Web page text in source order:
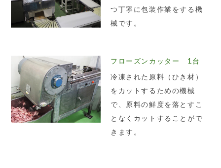
つ丁寧に包装作業をする機
械です。
フローズンカッター 1台
冷凍された原料（ひき材）
をカットするための機械
で、原料の鮮度を落とすこ
となくカットすることがで
きます。